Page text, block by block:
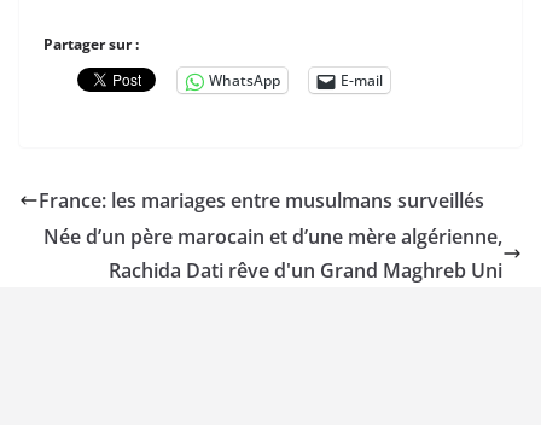
Partager sur :
WhatsApp
E-mail
France: les mariages entre musulmans surveillés
Née d’un père marocain et d’une mère algérienne,
Rachida Dati rêve d'un Grand Maghreb Uni